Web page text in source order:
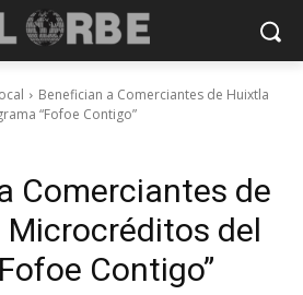
Benefician a Comerciantes de Huixtla
“Fofoe Contigo”
Comerciantes de
del
Contigo”